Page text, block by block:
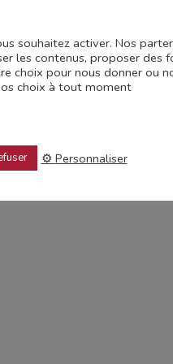
militaire
sa localisation, sur un haut
confondue, et le seul
et paysagère place
sont gravés.
souhaitez activer. Nos
les contenus, proposer des
choix pour nous donner ou
choix à tout moment
Personnaliser